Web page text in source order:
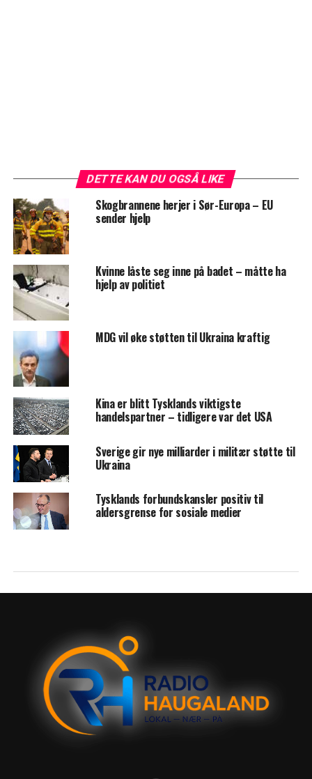
DETTE KAN DU OGSÅ LIKE
Skogbrannene herjer i Sør-Europa – EU
sender hjelp
Kvinne låste seg inne på badet – måtte ha
hjelp av politiet
MDG vil øke støtten til Ukraina kraftig
Kina er blitt Tysklands viktigste
handelspartner – tidligere var det USA
Sverige gir nye milliarder i militær støtte til
Ukraina
Tysklands forbundskansler positiv til
aldersgrense for sosiale medier